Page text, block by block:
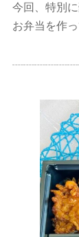
今回、特別
お弁当を作